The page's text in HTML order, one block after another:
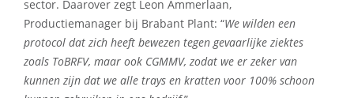
sector. Daarover zegt Leon Ammerlaan,
Productiemanager bij Brabant Plant: “We wilden een
protocol dat zich heeft bewezen tegen gevaarlijke ziektes
zoals ToBRFV, maar ook CGMMV, zodat we er zeker van
kunnen zijn dat we alle trays en kratten voor 100% schoon